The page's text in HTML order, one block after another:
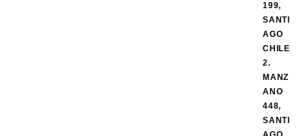
199,
SANTI
AGO
CHILE
2.
MANZ
ANO
448,
SANTI